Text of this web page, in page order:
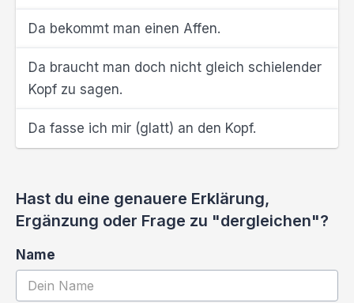
Da bekommt man einen Affen.
Da braucht man doch nicht gleich schielender
Kopf zu sagen.
Da fasse ich mir (glatt) an den Kopf.
Hast du eine genauere Erklärung,
Ergänzung oder Frage zu "dergleichen"?
Name